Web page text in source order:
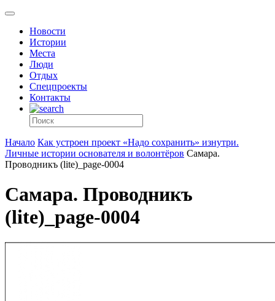
Новости
Истории
Места
Люди
Отдых
Спецпроекты
Контакты
Начало Как устроен проект «Надо сохранить» изнутри.
Личные истории основателя и волонтёров Самара.
Проводникъ (lite)_page-0004
Самара. Проводникъ
(lite)_page-0004